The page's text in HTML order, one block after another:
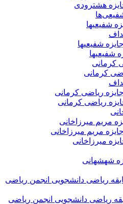
هشترودی
شفیعیها
شفیعیها
شفیعیها
کرمانی
کرمانی
ریاضی کرمانی
ریاضی کرمانی
مریم میرزاخانی
مریم میرزاخانی
میرزاخانی
شهشهانی
ریاضی دانشجویی انجمن ریاضی
ریاضی دانشجویی انجمن ریاضی